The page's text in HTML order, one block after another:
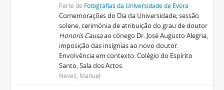
Parte de Fotografias da Universidade de Évora
Comemorações do Dia da Universidade; sessão
solene, cerimónia de atribuição do grau de doutor
Honoris Causaao cónego Dr. José Augusto Alegria,
imposição das insígnias ao novo doutor.
Envolvência em contexto: Colégio do Espírito
Santo, Sala dos Actos.
Neves, Manuel